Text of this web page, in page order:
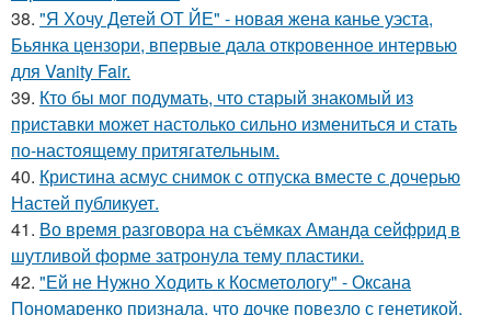
38. "Я Хочу Детей ОТ ЙЕ" - новая жена канье уэста,
Бьянка цензори, впервые дала откровенное интервью
для Vanity Fair.
39. Кто бы мог подумать, что старый знакомый из
приставки может настолько сильно измениться и стать
по-настоящему притягательным.
40. Кристина асмус снимок с отпуска вместе с дочерью
Настей публикует.
41. Во время разговора на съёмках Аманда сейфрид в
шутливой форме затронула тему пластики.
42. "Ей не Нужно Ходить к Косметологу" - Оксана
Пономаренко признала, что дочке повезло с генетикой,